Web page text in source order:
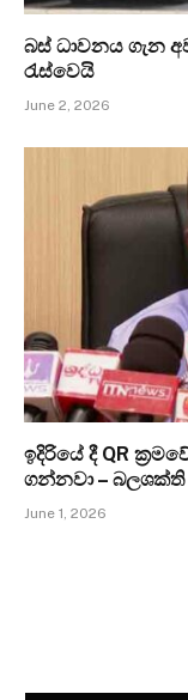
බස් ධාවනය ගැන
රැස්වෙයි
June 2, 2026
ඉදිරියේ දී QR
ගන්නවා –
June 1, 2026